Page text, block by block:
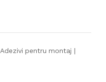
Adezivi pentru montaj